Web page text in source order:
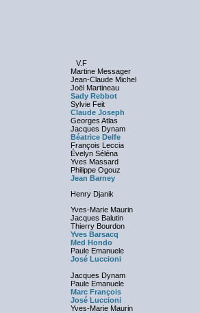
V.F
Martine Messager
Jean-Claude Michel
Joël Martineau
Sady Rebbot
Sylvie Feit
Claude Joseph
Georges Atlas
Jacques Dynam
Béatrice Delfe
François Leccia
Évelyn Séléna
Yves Massard
Philippe Ogouz
Jean Barney
Henry Djanik
Yves-Marie Maurin
Jacques Balutin
Thierry Bourdon
Yves Barsacq
Med Hondo
Paule Emanuele
José Luccioni
Jacques Dynam
Paule Emanuele
Marc François
José Luccioni
Yves-Marie Maurin